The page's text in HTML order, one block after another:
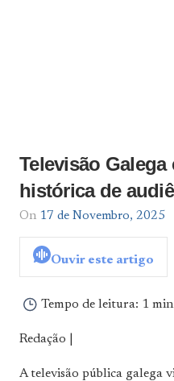
Televisão
histórica de
On 17 de Novembro, 2025
Ouvir este artigo
Tempo de leitura: 1
Redação |
A televisão pública galega